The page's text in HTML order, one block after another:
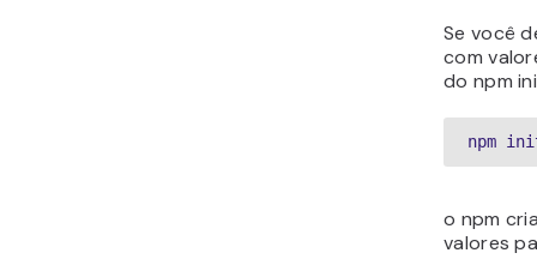
Se você
com
do npm
npm
o npm
valores